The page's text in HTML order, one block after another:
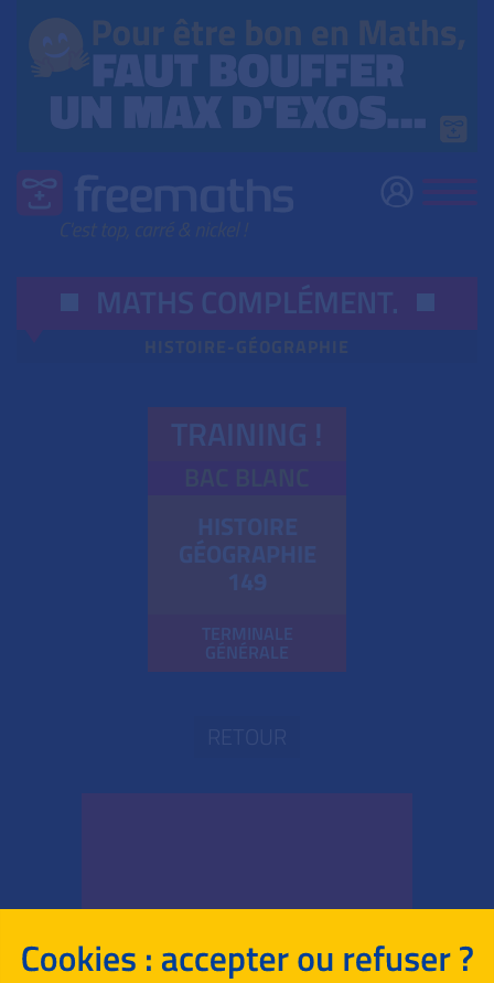
MATHS COMPLÉMENT.
TRAINING !
HISTOIRE
GÉOGRAPHIE
149
TERMINALE
GÉNÉRALE